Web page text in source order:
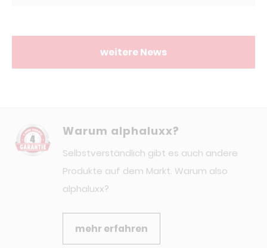
weitere News
Warum alphaluxx?
Selbstverständlich gibt es auch andere
Produkte auf dem Markt. Warum also
alphaluxx?
mehr erfahren